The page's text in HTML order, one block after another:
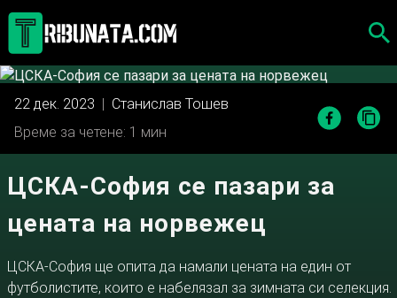
Skip
content
22 дек. 2023 | Станислав Тошев
Време за четене: 1 мин
ЦСКА-София се пазари за
цената на норвежец
ЦСКА-София ще опита да намали цената на един от
футболистите, които е набелязал за зимната си селекция.